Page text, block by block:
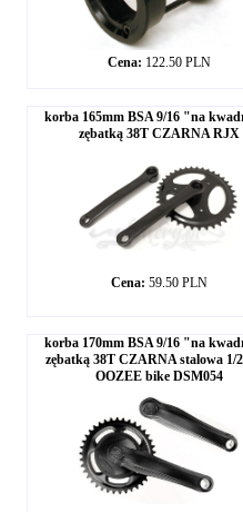
Cena: 122.50 PLN
korba 165mm BSA 9/16 "na
zębatką 38T CZARNA RJX
Cena: 59.50 PLN
korba 170mm BSA 9/16 "na
zębatką 38T CZARNA stalowa 1/
OOZEE bike DSM054